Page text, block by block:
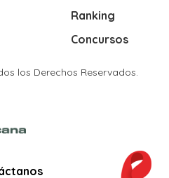
Ranking
Concursos
los Derechos Reservados.